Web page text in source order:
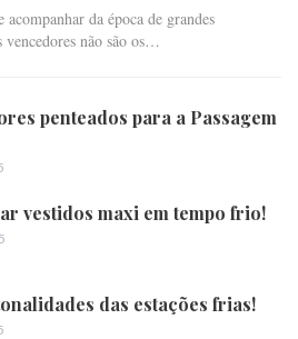
da época de grandes
vencedores não são os…
penteados para a Passagem
vestidos maxi em tempo frio!
das estações frias!